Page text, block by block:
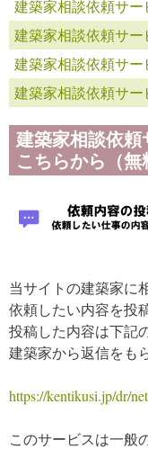
建築家相談依頼サー
建築家相談依頼サ
建築家相談依頼サ
建築家相談依頼サ
建築家相談依
こちらから（
当サイトの建築家に
依頼したい内容を投
投稿した内容は下記
建築家から返信をも
https://kentikusi.jp/dr/
このサービスは一般